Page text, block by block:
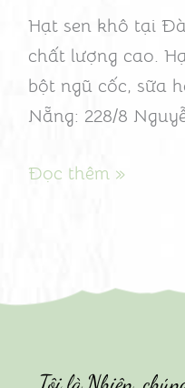
Hạt sen khô tại
chất lượng cao.
bột ngũ cốc, sữa
Nẵng: 228/8
Đọc thêm »
Tôi là Nhiên,